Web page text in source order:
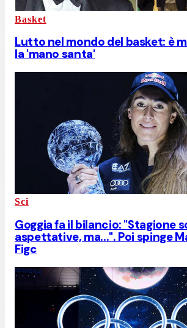
Basket
Lutto nel mondo del basket: è
la 'mano santa'
Sci
Goggia fa il bilancio: "Stagione
aspettative, ma...". Poi spinge
Figc